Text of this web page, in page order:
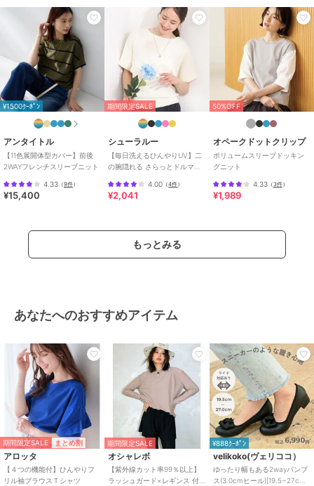
30%OFF
イエナ
《追加2》コットンギマ
フレンチプルオーバー
8,085
イエナ
フリルニットビスチェ
¥15,400
《予約/手洗い可/アンサ
ンブル対応》ARKABA ク
ループルオーバー
17,600 予約
30%OFF
14,300
¥1500ｸｰﾎﾟﾝ
アンタイトル
【11色展開体型カバー】前後
2WAYフレンチスリーブニット
4.33 （9件）
¥15,400
期間限定SALE
シューラルー
【毎日洗えるひんやりUV】二
の腕隠れる さらっとドルマン
4.00 （4件）
¥2,041
50%OFF
オペークドットクリップ
ボリュームスリーブドッキン
グニット
4.33（3件）
¥1,989
もっとみる
あなたへのおすすめアイテム
期間限定SALE まとめ割
アロッタ
【４つの機能付】ひんやりフ
リル袖ブラウスＴシャツ
期間限定SALE
オシャレボ
【紫外線カット率99％以上】
ラッシュガード×レギンス 付
¥888ｸｰﾎﾟﾝ
velikoko(ヴェリココ）
ゆったり幅もある2wayパンプ
ス(3.0cmヒール)[19.5~27cm]